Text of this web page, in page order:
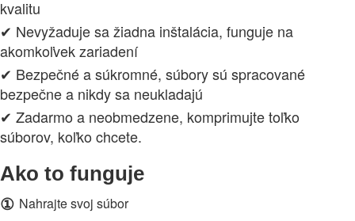
kvalitu
✔ Nevyžaduje sa žiadna inštalácia, funguje na
akomkoľvek zariadení
✔ Bezpečné a súkromné, súbory sú spracované
bezpečne a nikdy sa neukladajú
✔ Zadarmo a neobmedzene, komprimujte toľko
súborov, koľko chcete.
Ako to funguje
① Nahrajte svoj súbor